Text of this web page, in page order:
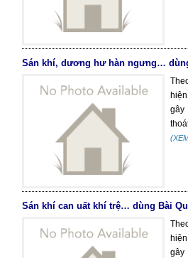
Sán khí, dương hư hàn ngưng…
gây
Sán khí can uất khí trệ… dùng Bài
gây